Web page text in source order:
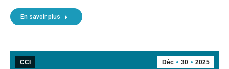
En savoir plus
Déc 30 2025
CCI